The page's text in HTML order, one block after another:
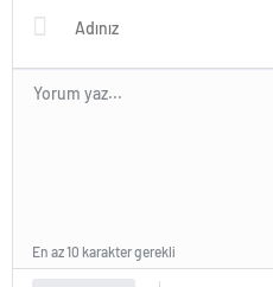
En az 10 karakter gerekli